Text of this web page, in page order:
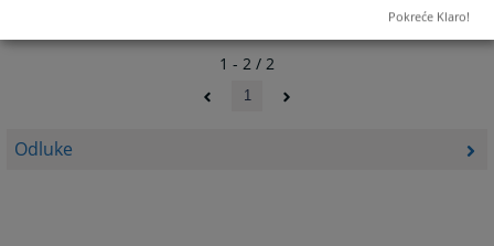
Odluke
1 - 2 / 2
1
Pokreće Klaro!